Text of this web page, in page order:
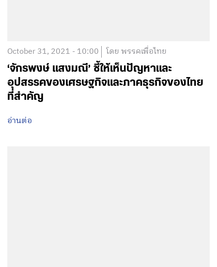
October 31, 2021 - 10:00 โดย พรรคเพื่อไทย
‘จักรพงษ์ แสงมณี’ ชี้ให้เห็นปัญหาและ
อุปสรรคของเศรษฐกิจและภาคธุรกิจของไทย
ที่สำคัญ
อ่านต่อ